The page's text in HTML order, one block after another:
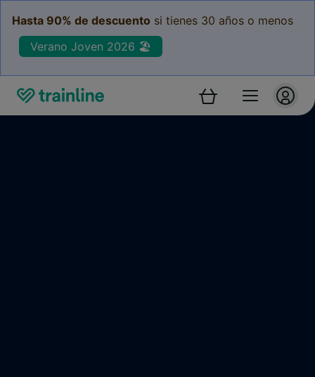
Hasta 90% de descuento si tienes 30 años o menos
Verano Joven 2026 🏖️